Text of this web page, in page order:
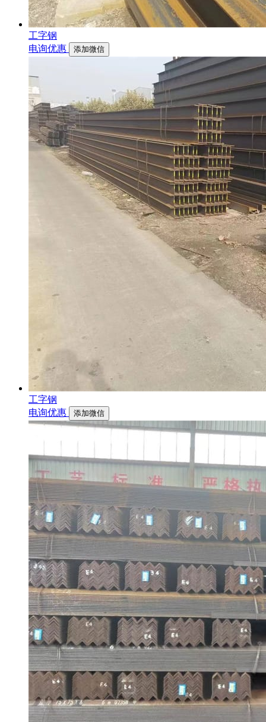
工字钢
电询优惠
添加微信
工字钢
电询优惠
添加微信